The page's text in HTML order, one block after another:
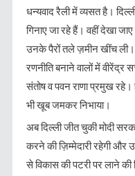
धन्यवाद रैली में व्यसत है।
गिनाए जा रहे हैं। वहीं देखा
उनके पैरों तले ज़मीन खींच ली।
रणनीति बनाने वालों में वीरेंद्र
संतोष व पवन राणा प्रमुख रहे।
भी खूब जमकर निभाया।
अब दिल्ली जीत चुकी मोदी
करने की ज़िम्मेदारी रहेगी और
से विकास की पटरी पर लाने